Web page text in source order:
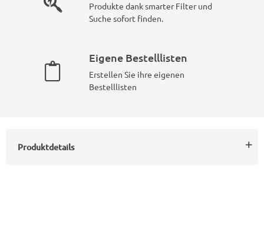
Produkte dank smarter Filter und
Suche sofort finden.
Eigene Bestelllisten
Erstellen Sie ihre eigenen
Bestelllisten
Produktdetails